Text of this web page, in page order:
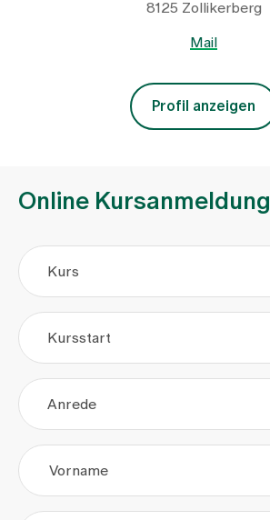
8125 Zollikerberg
Mail
Profil anzeigen
Online Kursanmeldung
Kurs
. .
Kursstart
Anrede
Vorname